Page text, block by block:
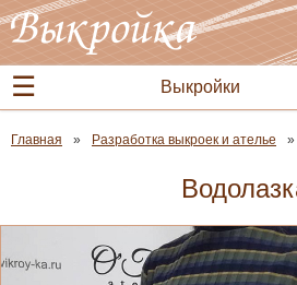
Выкройки
Главная Разработка выкроек и ателье